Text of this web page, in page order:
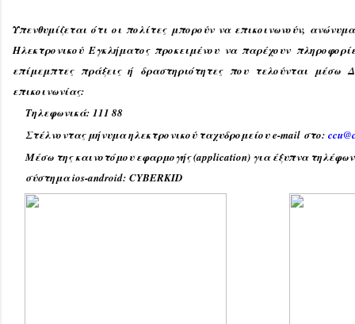
Υπενθυμίζεται ότι οι πολίτες μπορούν να επικοινωνούν,
Ηλεκτρονικού Εγκλήματος προκειμένου να παρέχουν
επίμεμπτες πράξεις ή δραστηριότητες που τελούνται μέσω
επικοινωνίας:
Τηλεφωνικά: 111 88
Στέλνοντας μήνυμα ηλεκτρονικού ταχυδρομείου e-mail στο:
Μέσω της καινοτόμου εφαρμογής (application) για έξυπνα
σύστημα ios-android: CYBERKID